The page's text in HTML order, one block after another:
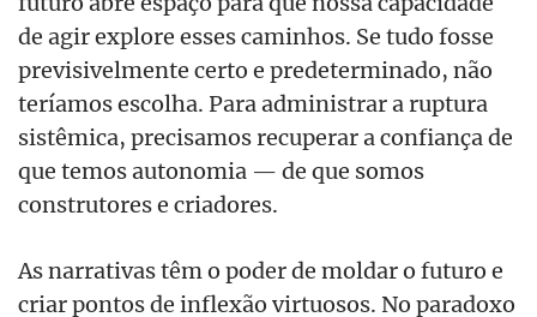
de agir explore esses caminhos. Se tudo fosse
previsivelmente certo e predeterminado, não
teríamos escolha. Para administrar a ruptura
sistêmica, precisamos recuperar a confiança de
que temos autonomia — de que somos
construtores e criadores.
As narrativas têm o poder de moldar o futuro e
criar pontos de inflexão virtuosos. No paradoxo